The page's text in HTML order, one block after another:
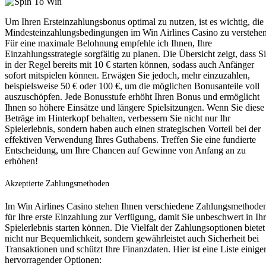
Um Ihren Ersteinzahlungsbonus optimal zu nutzen, ist es wichtig, die
Mindesteinzahlungsbedingungen im Win Airlines Casino zu
Für eine maximale Belohnung empfehle ich Ihnen, Ihre
Einzahlungsstrategie sorgfältig zu planen. Die Übersicht zeigt, dass
in der Regel bereits mit 10 € starten können, sodass auch Anfänger
sofort mitspielen können. Erwägen Sie jedoch, mehr einzuzahlen,
beispielsweise 50 € oder 100 €, um die möglichen Bonusanteile voll
auszuschöpfen. Jede Bonusstufe erhöht Ihren Bonus und ermöglicht
Ihnen so höhere Einsätze und längere Spielsitzungen. Wenn Sie diese
Beträge im Hinterkopf behalten, verbessern Sie nicht nur Ihr
Spielerlebnis, sondern haben auch einen strategischen Vorteil bei der
effektiven Verwendung Ihres Guthabens. Treffen Sie eine fundierte
Entscheidung, um Ihre Chancen auf Gewinne von Anfang an zu
erhöhen!
Akzeptierte Zahlungsmethoden
Im Win Airlines Casino stehen Ihnen verschiedene
für Ihre erste Einzahlung zur Verfügung, damit Sie unbeschwert in Ihr
Spielerlebnis starten können. Die Vielfalt der Zahlungsoptionen bietet
nicht nur Bequemlichkeit, sondern gewährleistet auch Sicherheit bei
Transaktionen und schützt Ihre Finanzdaten. Hier ist eine Liste einiger
hervorragender Optionen: